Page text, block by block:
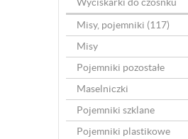
Misy, pojemniki (117)
Misy
Pojemniki pozostałe
Maselniczki
Pojemniki szklane
Pojemniki plastikowe